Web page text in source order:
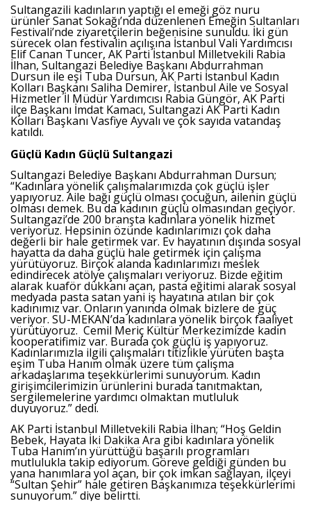
Sultangazili kadınların yaptığı el emeği göz nuru
ürünler Sanat Sokağı’nda düzenlenen Emeğin Sultanları
Festivali’nde ziyaretçilerin beğenisine sunuldu. İki gün
sürecek olan festivalin açılışına İstanbul Vali Yardımcısı
Elif Canan Tuncer, AK Parti İstanbul Milletvekili Rabia
İlhan, Sultangazi Belediye Başkanı Abdurrahman
Dursun ile eşi Tuba Dursun, AK Parti İstanbul Kadın
Kolları Başkanı Saliha Demirer, İstanbul Aile ve Sosyal
Hizmetler İl Müdür Yardımcısı Rabia Güngör, AK Parti
ilçe Başkanı İmdat Kamacı, Sultangazi AK Parti Kadın
Kolları Başkanı Vasfiye Ayvalı ve çok sayıda vatandaş
katıldı.
Güçlü Kadın Güçlü Sultangazi
Sultangazi Belediye Başkanı Abdurrahman Dursun;
“Kadınlara yönelik çalışmalarımızda çok güçlü işler
yapıyoruz. Aile bağı güçlü olması çocuğun, ailenin güçlü
olması demek. Bu da kadının güçlü olmasından geçiyor.
Sultangazi’de 200 branşta kadınlara yönelik hizmet
veriyoruz. Hepsinin özünde kadınlarımızı çok daha
değerli bir hale getirmek var. Ev hayatının dışında sosyal
hayatta da daha güçlü hale getirmek için çalışma
yürütüyoruz. Birçok alanda kadınlarımızı meslek
edindirecek atölye çalışmaları veriyoruz. Bizde eğitim
alarak kuaför dükkanı açan, pasta eğitimi alarak sosyal
medyada pasta satan yani iş hayatına atılan bir çok
kadınımız var. Onların yanında olmak bizlere de güç
veriyor. SU-MEKAN’da kadınlara yönelik birçok faaliyet
yürütüyoruz. Cemil Meriç Kültür Merkezimizde kadın
kooperatifimiz var. Burada çok güçlü iş yapıyoruz.
Kadınlarımızla ilgili çalışmaları titizlikle yürüten başta
eşim Tuba Hanım olmak üzere tüm çalışma
arkadaşlarıma teşekkürlerimi sunuyorum. Kadın
girişimcilerimizin ürünlerini burada tanıtmaktan,
sergilemelerine yardımcı olmaktan mutluluk
duyuyoruz.” dedi.
AK Parti İstanbul Milletvekili Rabia İlhan; “Hoş Geldin
Bebek, Hayata İki Dakika Ara gibi kadınlara yönelik
Tuba Hanım’ın yürüttüğü başarılı programları
mutlulukla takip ediyorum. Göreve geldiği günden bu
yana hanımlara yol açan, bir çok imkan sağlayan, ilçeyi
“Sultan Şehir” hale getiren Başkanımıza teşekkürlerimi
sunuyorum.” diye belirtti.